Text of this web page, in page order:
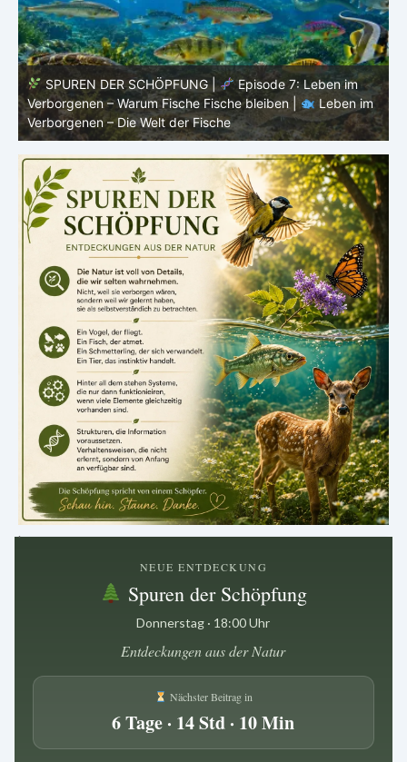
SPUREN DER SCHÖPFUNG |
Episode 7: Leben im
Verborgenen – Warum Fische Fische bleiben |
Leben im
Verborgenen – Die Welt der Fische
.
NEUE ENTDECKUNG
Spuren der Schöpfung
Donnerstag · 18:00 Uhr
Entdeckungen aus der Natur
Nächster Beitrag in
6 Tage · 14 Std · 10 Min